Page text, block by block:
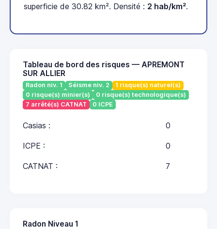
superficie de 30.82 km². Densité : 2 hab/km².
Tableau de bord des risques — APREMONT
SUR ALLIER
Radon niv. 1 Séisme niv. 2
1 risque(s) naturel(s)
0 risque(s) minier(s)
0 risque(s) technologique(s)
7 arrêté(s) CATNAT
0 ICPE
Casias : 0
ICPE : 0
CATNAT : 7
Radon Niveau 1